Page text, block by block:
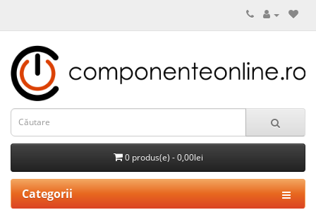
0 produs(e) - 0,00lei
Categorii